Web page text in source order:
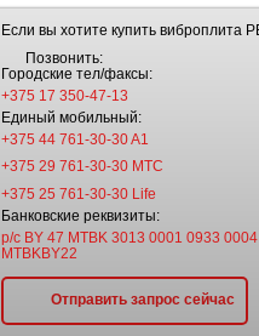
Если вы хотите купить виброплита
Позвонить:
Городские тел/факсы:
+375 17 350-47-13
Единый мобильный:
+375 44 761-30-30 A1
+375 29 761-30-30 МТС
+375 25 761-30-30 Life
Банковские реквизиты:
р/с BY 47 MTBK 3013 0001 0933
MTBKBY22
Отправить запрос сейчас